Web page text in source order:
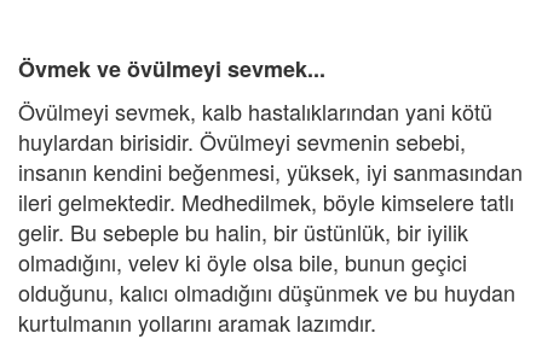
Övmek ve övülmeyi sevmek...
Övülmeyi sevmek, kalb hastalıklarından yani kötü
huylardan birisidir. Övülmeyi sevmenin sebebi,
insanın kendini beğenmesi, yüksek, iyi sanmasından
ileri gelmektedir. Medhedilmek, böyle kimselere tatlı
gelir. Bu sebeple bu halin, bir üstünlük, bir iyilik
olmadığını, velev ki öyle olsa bile, bunun geçici
olduğunu, kalıcı olmadığını düşünmek ve bu huydan
kurtulmanın yollarını aramak lazımdır.